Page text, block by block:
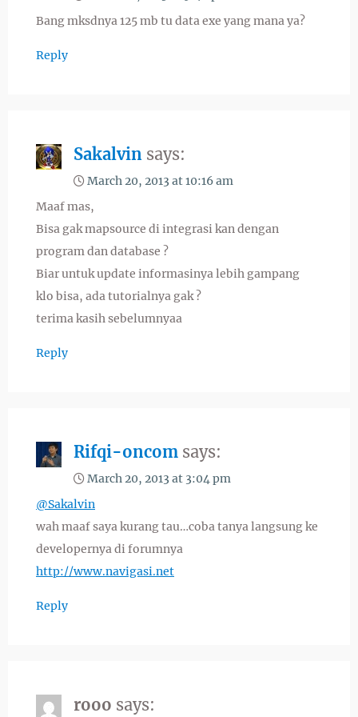
Bang mksdnya 125 mb tu data exe yang mana ya?
Reply
Sakalvin says:
March 20, 2013 at 10:16 am
Maaf mas,
Bisa gak mapsource di integrasi kan dengan
program dan database ?
Biar untuk update informasinya lebih gampang
klo bisa, ada tutorialnya gak ?
terima kasih sebelumnyaa
Reply
Rifqi-oncom says:
March 20, 2013 at 3:04 pm
@Sakalvin
wah maaf saya kurang tau…coba tanya langsung ke
developernya di forumnya
http://www.navigasi.net
Reply
rooo says: